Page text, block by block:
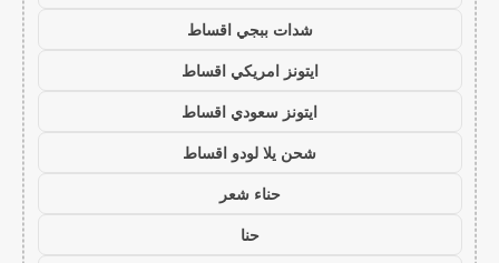
شدات ببجي اقساط
ايتونز امريكي اقساط
ايتونز سعودي اقساط
شحن يلا لودو اقساط
حناء شعر
حنا